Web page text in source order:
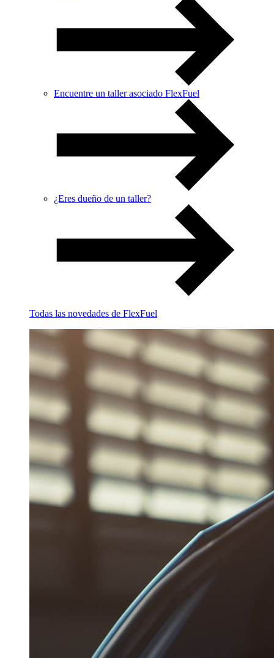
Encuentre un taller asociado FlexFuel
¿Eres dueño de un taller?
Todas las novedades de FlexFuel